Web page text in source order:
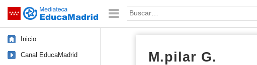
Saltar navegación Palabra o frase:
Inicio
Canal EducaMadrid M.pilar G.